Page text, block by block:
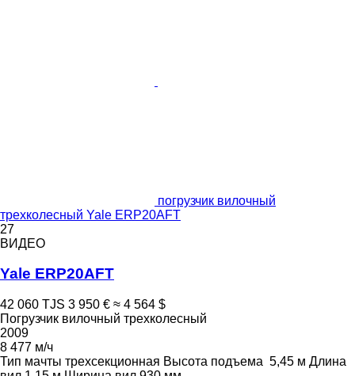
погрузчик вилочный
трехколесный Yale ERP20AFT
27
ВИДЕО
Yale ERP20AFT
42 060 TJS 3 950 € ≈ 4 564 $
Погрузчик вилочный трехколесный
2009
8 477 м/ч
Тип мачты трехсекционная Высота подъема 5,45 м Длина